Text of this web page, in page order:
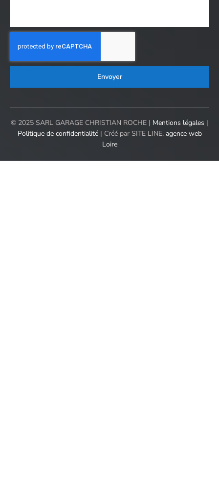
Envoyer
© 2025 SARL GARAGE CHRISTIAN ROCHE | Mentions légales |
Politique de confidentialité| Créé par SITE LINE, agence web
Loire